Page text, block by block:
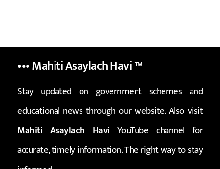
••• Mahiti Asaylach Havi™
Stay updated on government schemes and
educational news through our website. Also visit
Mahiti Asaylach Havi YouTube channel for
accurate, timely information. The right way to stay